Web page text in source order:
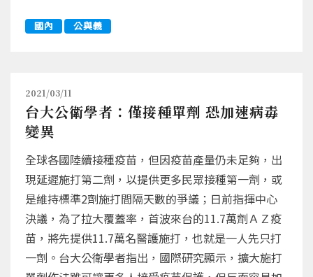
國內 公與義
2021/03/11
台大公衛學者：僅接種單劑 恐加速病毒
變異
全球各國陸續接種疫苗，但因疫苗產量仍未足夠，出
現延遲施打第二劑，以提供更多民眾接種第一劑，或
是維持標準2劑施打間隔天數的爭議；日前指揮中心
決議，為了拉大覆蓋率，首波來台的11.7萬劑ＡＺ疫
苗，將先提供11.7萬名醫護施打，也就是一人先只打
一劑。台大公衛學者指出，國際研究顯示，擴大施打